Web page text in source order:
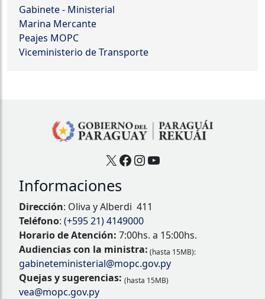
Gabinete - Ministerial
Marina Mercante
Peajes MOPC
Viceministerio de Transporte
X Facebook
Instagram
YouTube
Informaciones
Dirección: Oliva y Alberdi 411
Teléfono: (+595 21) 4149000
Horario de Atención: 7:00hs. a 15:00hs.
Audiencias con la ministra: (hasta 15MB):
gabineteministerial@mopc.gov.py
Quejas y sugerencias: (hasta 15MB)
vea@mopc.gov.py